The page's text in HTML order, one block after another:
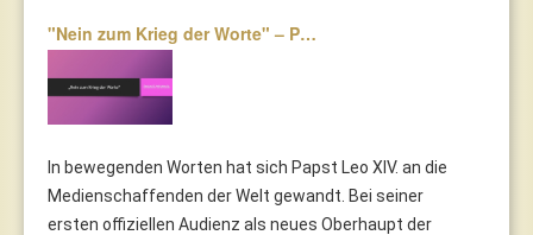
"Nein zum Krieg der Worte" – P…
In bewegenden Worten hat sich Papst Leo XIV. an die
Medienschaffenden der Welt gewandt. Bei seiner
ersten offiziellen Audienz als neues Oberhaupt der